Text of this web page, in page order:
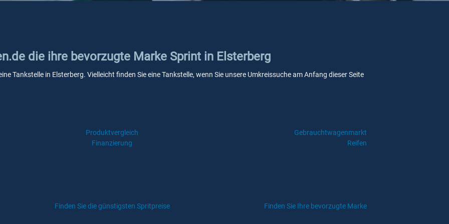
die ihre bevorzugte Marke Sprint in Elsterberg
Tankstelle in Elsterberg. Vielleicht finden Sie eine Tankstelle, wenn Sie unsere Umkreissuche am Anfang dieser Seite
Produktvergleich
Gebrauchtwagenmarkt
Finanzierung
Reifen
Finden Sie die günstigsten Spritpreise Finden Sie Ihre bevorzugte Marke